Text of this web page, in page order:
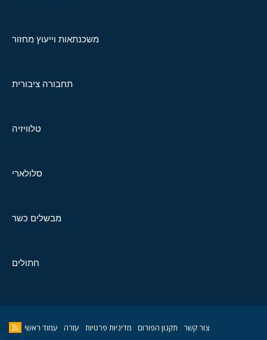
משכנתאות וייעוץ מחזור
תחבורה ציבורית
טלוויזיה
סלולארי
מבשלים כשר
חתולים
צור קשר תקנון הפורום מדיניות פרטיות עזרה עמוד ראשי